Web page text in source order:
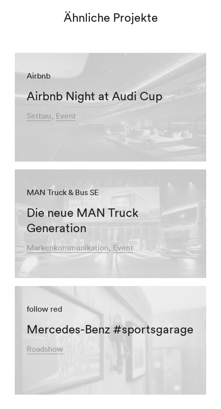
Ähnliche Projekte
Airbnb
Airbnb Night at Audi Cup
Setbau Event
MAN Truck & Bus SE
Die neue MAN Truck
Generation
Markenkommunikation Event
follow red
Mercedes-Benz #sportsgarage
Roadshow